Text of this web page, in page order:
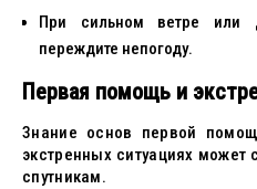
При сильном ветре или
переждите непогоду.
Первая помощь и
Знание основ первой
экстренных ситуациях
спутникам.